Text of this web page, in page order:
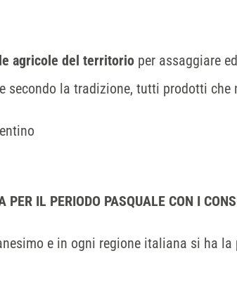
agricole del territorio per assaggiare
secondo la tradizione, tutti prodotti che
IL PERIODO PASQUALE CON I
e in ogni regione italiana si ha